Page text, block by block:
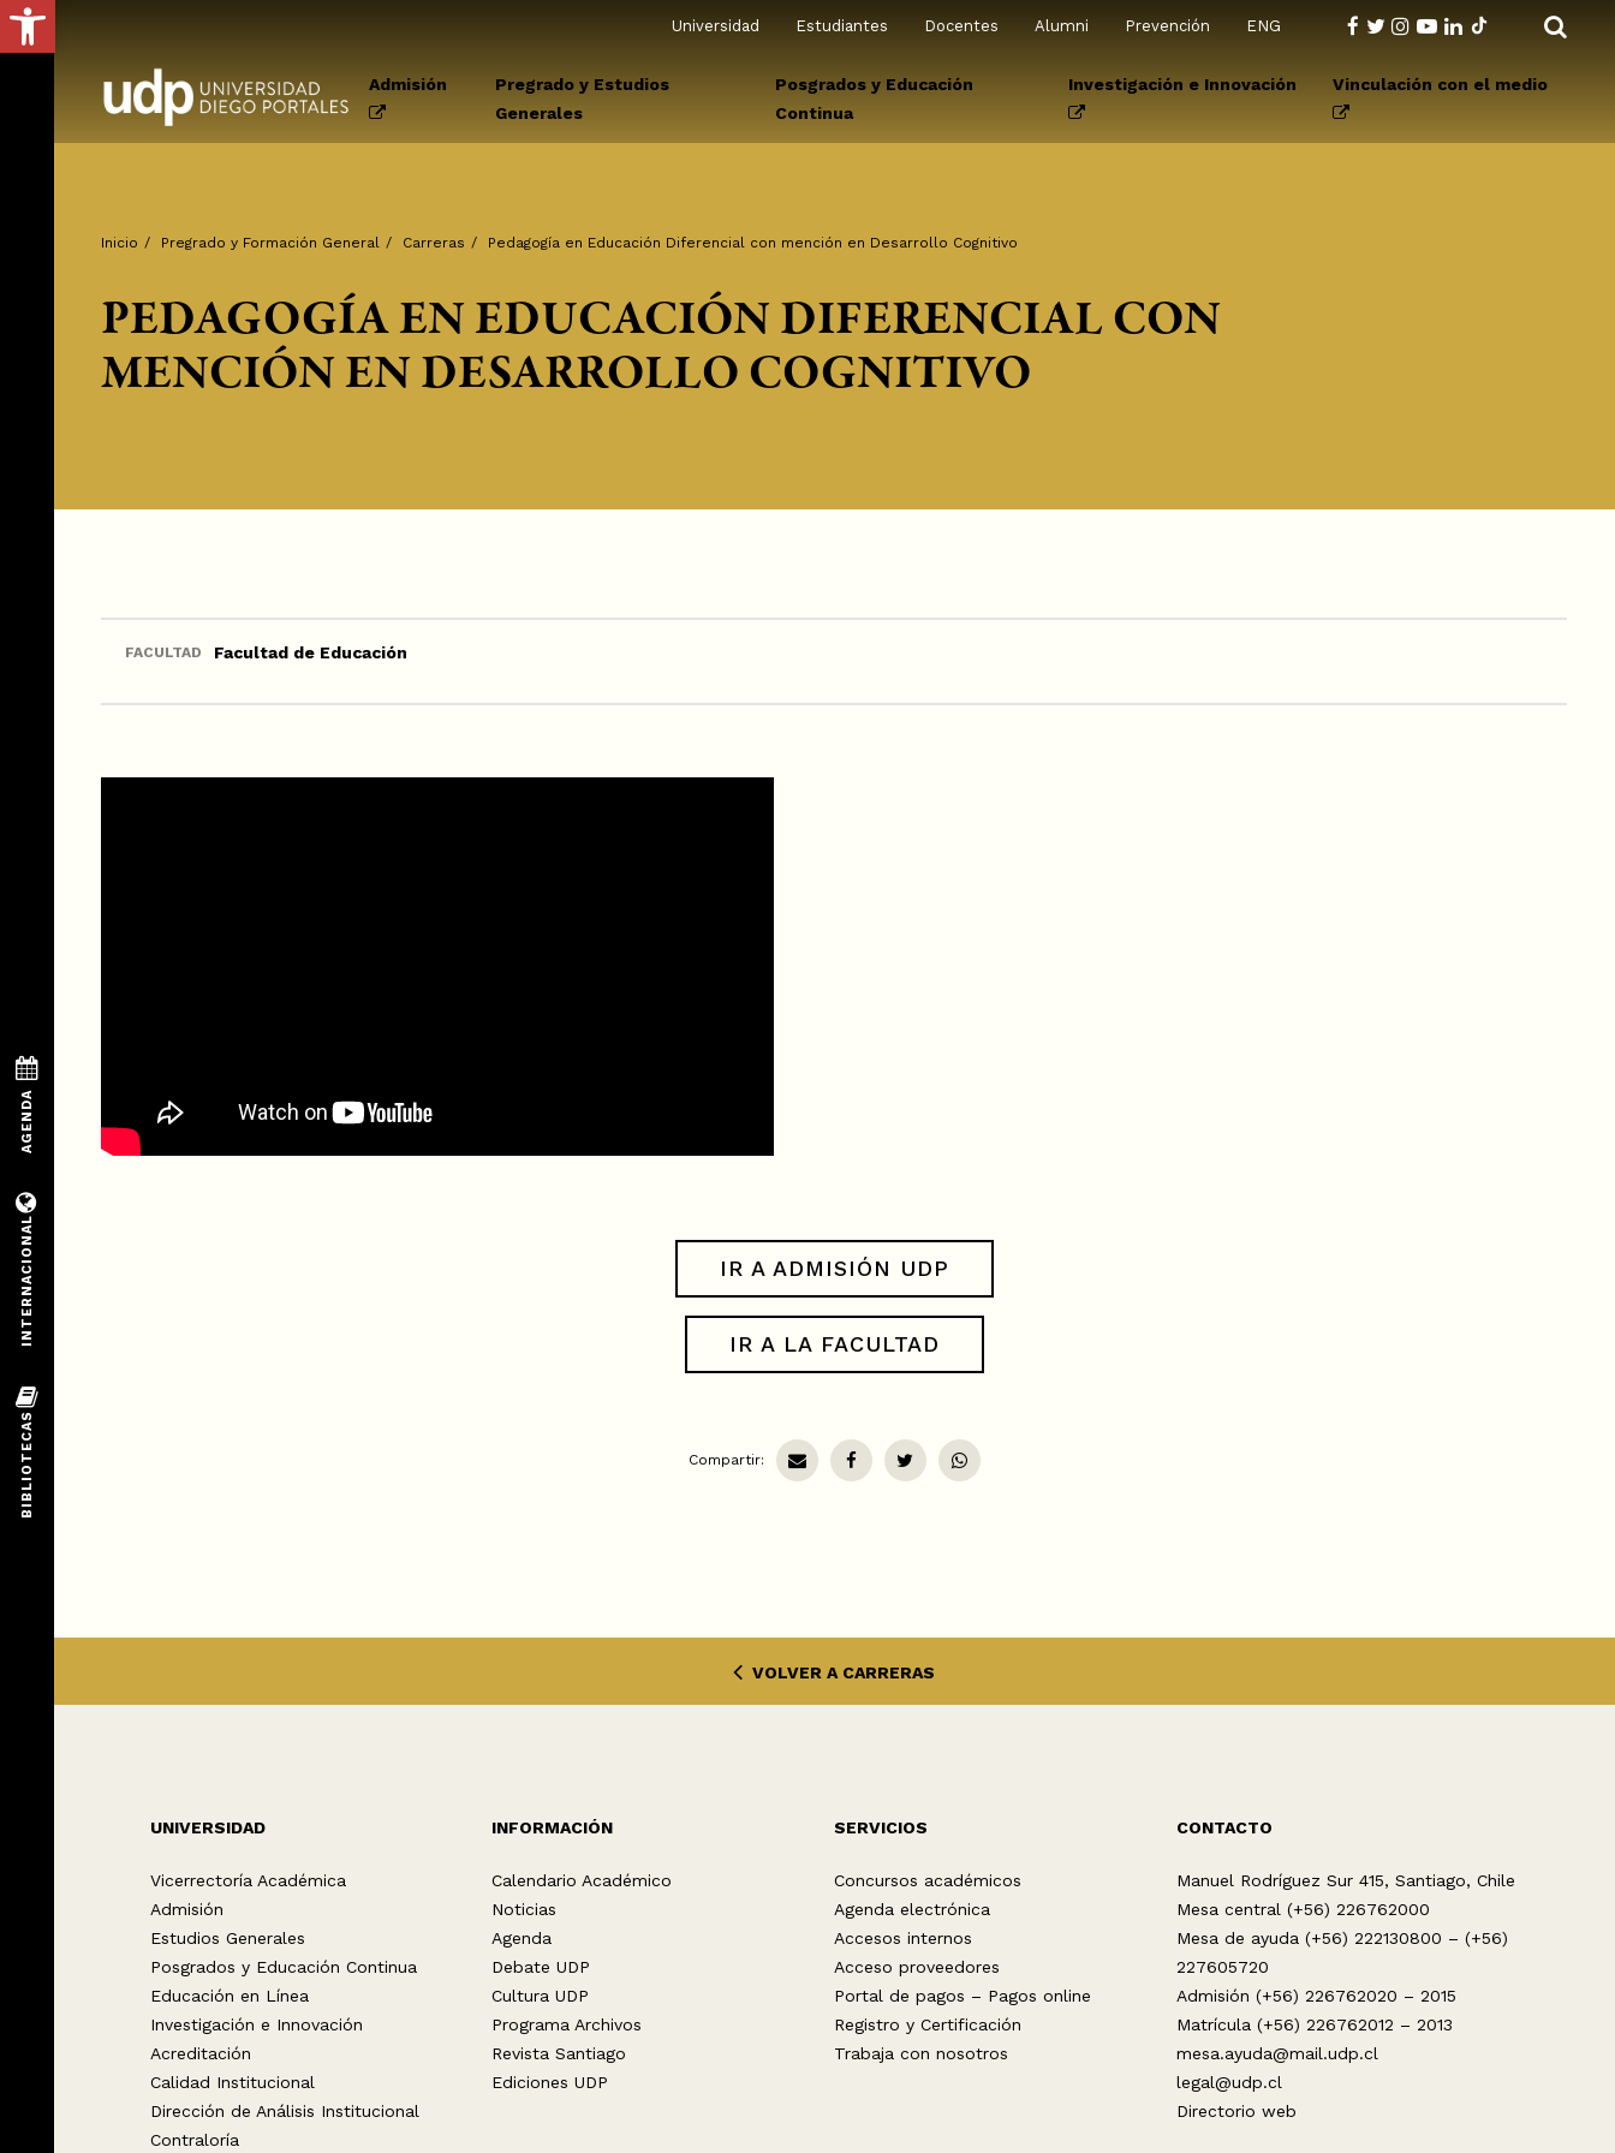
Universidad Estudiantes Docentes Alumni Prevención ENG
Admisión
Pregrado y Estudios
Generales
Posgrados y Educación
Continua
Investigación e Innovación Vinculación con el medio
Inicio / Pregrado y Formación General / Carreras / Pedagogía en Educación Diferencial con mención en Desarrollo Cognitivo
PEDAGOGÍA EN EDUCACIÓN DIFERENCIAL CON
MENCIÓN EN DESARROLLO COGNITIVO
FACULTAD Facultad de Educación
IR A ADMISIÓN UDP
IR A LA FACULTAD
Compartir:
VOLVER A CARRERAS
UNIVERSIDAD
Vicerrectoría Académica
Admisión
Estudios Generales
Posgrados y Educación Continua
Educación en Línea
Investigación e Innovación
Acreditación
Calidad Institucional
Dirección de Análisis Institucional
Contraloría
INFORMACIÓN
Calendario Académico
Noticias
Agenda
Debate UDP
Cultura UDP
Programa Archivos
Revista Santiago
Ediciones UDP
SERVICIOS
Concursos académicos
Agenda electrónica
Accesos internos
Acceso proveedores
Portal de pagos – Pagos online
Registro y Certificación
Trabaja con nosotros
CONTACTO
Manuel Rodríguez Sur 415, Santiago, Chile
Mesa central (+56) 226762000
Mesa de ayuda (+56) 222130800 – (+56)
227605720
Admisión (+56) 226762020 – 2015
Matrícula (+56) 226762012 – 2013
mesa.ayuda@mail.udp.cl
legal@udp.cl
Directorio web